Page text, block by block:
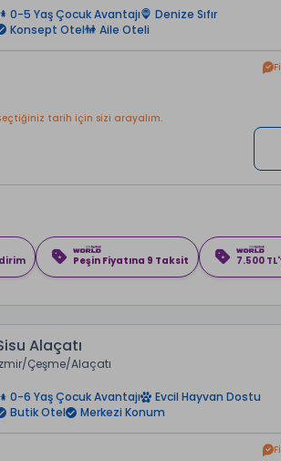
0-5 Yaş Çocuk Avantajı
Denize Sıfır
Konsept Otel
Aile Oteli
tarih için sizi arayalım.
Peşin Fiyatına 9 Taksit 7.500
Alaçatı
Çeşme Alaçatı
0-6 Yaş Çocuk Avantajı
Evcil Hayvan Dostu
Butik Otel
Merkezi Konum